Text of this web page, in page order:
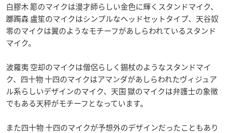
白膠木 簓のマイクは漫才師らしい金色に輝くスタンドマイク、
躑躅森 盧笙のマイクはシンプルなヘッドセットタイプ、天谷奴
零のマイクは翼のようなモチーフがあしらわれているスタンド
マイク。
波羅夷 空却のマイクは僧侶らしく錫杖のようなスタンドマイ
ク、四十物 十四のマイクはアマンダがあしらわれたヴィジュア
ル系らしいデザインのマイク、天国 獄のマイクは弁護士の象徴
でもある天秤がモチーフとなっています。
また四十物 十四のマイクが予想外のデザインだったこともあり